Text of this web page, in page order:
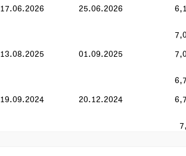
17.06.2026 25.06.2026
13.08.2025 01.09.2025
19.09.2024 20.12.2024